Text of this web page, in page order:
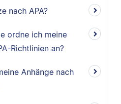
nach APA?
ordne ich meine
Richtlinien an?
Anhänge nach